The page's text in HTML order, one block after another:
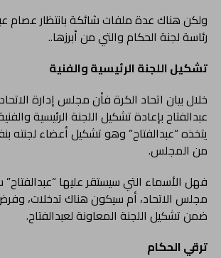
ولكن هناك عدة ملفات شائكة بانتظار عصام
رئاسة لجنة الحكام والتي من أبرزها..
تشكيل اللجنة الرئيسية والفنية
خلال بيان اتحاد الكرة فأن مجلس إدارة
عبدالفتاح بإعادة تشكيل اللجنة الرئيسية
يتخذه “عبدالفتاح” وهو تشكيل أعضاء لجنته
من المجلس.
فهل الأسماء التي سيستقر عليها
مجلس الاتحاد، أم سيكون هناك تدخلات،
ضمن تشكيل اللجنة المعاونة لعبدالفتاح.
ترقي الحكام